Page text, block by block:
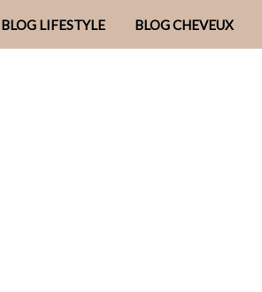
BLOG LIFESTYLE BLOG CHEVEUX